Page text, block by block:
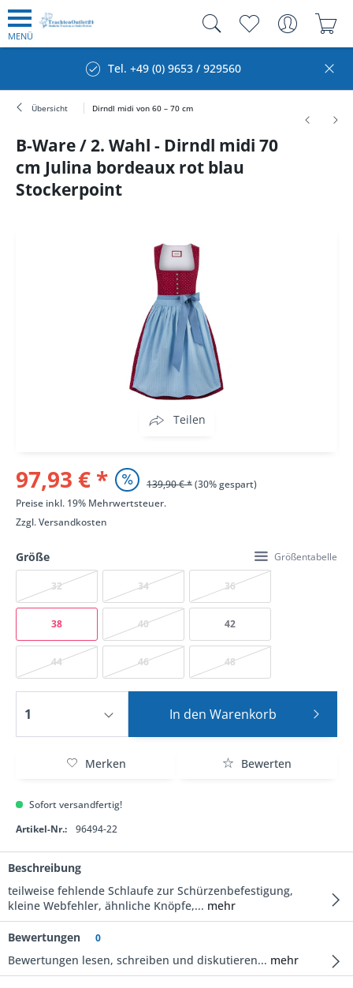
MENÜ
Tel. +49 (0) 9653 / 929560
Übersicht Dirndl midi von 60 – 70 cm
B-Ware / 2. Wahl - Dirndl midi 70
cm Julina bordeaux rot blau
Stockerpoint
Teilen
97,93 € * 139,90 € *(30% gespart)
Preise inkl. 19% Mehrwertsteuer.
Zzgl.Versandkosten
Größe Größentabelle
32 34 36
38 40 42
44 46 48
In den Warenkorb
Merken Bewerten
Sofort versandfertig!
Artikel-Nr.:
96494-22
Beschreibung
teilweise fehlende Schlaufe zur Schürzenbefestigung,
kleine Webfehler, ähnliche Knöpfe,... mehr
Bewertungen 0
Bewertungen lesen, schreiben und diskutieren... mehr